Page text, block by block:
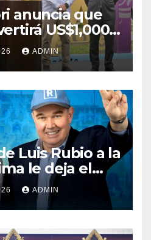
anuncia que
US$1,000
añosADMIN
Luis Rubio a la
le deja el
Rafael López
ADMIN